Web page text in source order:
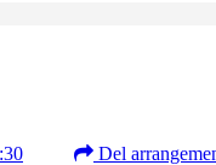
Del